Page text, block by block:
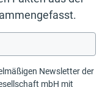
Newsletter der
mbH mit